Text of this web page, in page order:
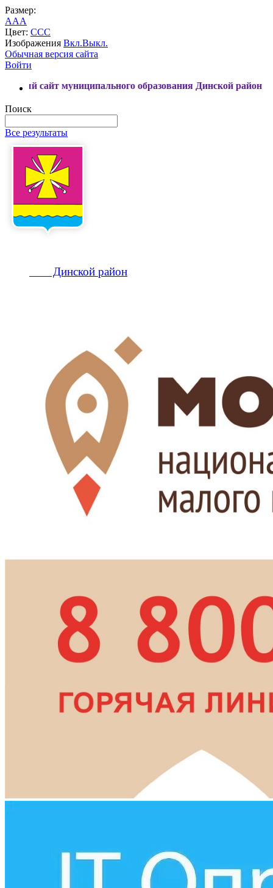
Размер:
AAA
Цвет: CCC
Изображения Вкл.Выкл.
Обычная версия сайта
Войти
образования Динской район
Поиск
Все результаты
Динской район